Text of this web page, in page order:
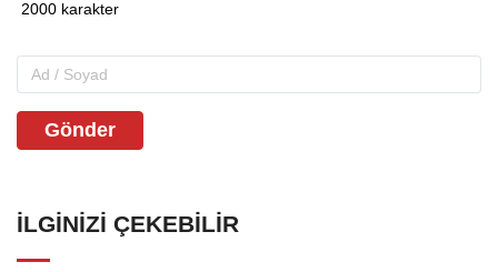
Gönder
İLGINIZI ÇEKEBILIR